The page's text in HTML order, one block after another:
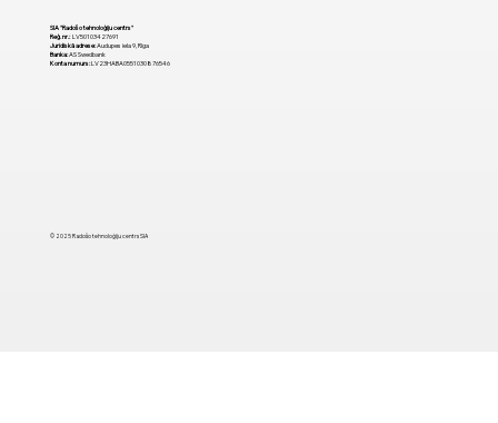
SIA "Radošo tehnoloģiju centrs"
Reģ. nr.: LV50103427691
Juridiskā adrese:Audupes iela 9, Rīga
Banka:AS Swedbank
Konta numurs:LV23HABA0551030876546
© 2025 Radošo tehnoloģiju centrs SIA